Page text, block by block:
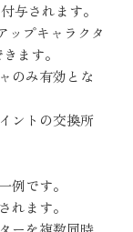
与されます。
ップキャラクタ
ます。
のみ有効とな
ントの交換所
例です。
れます。